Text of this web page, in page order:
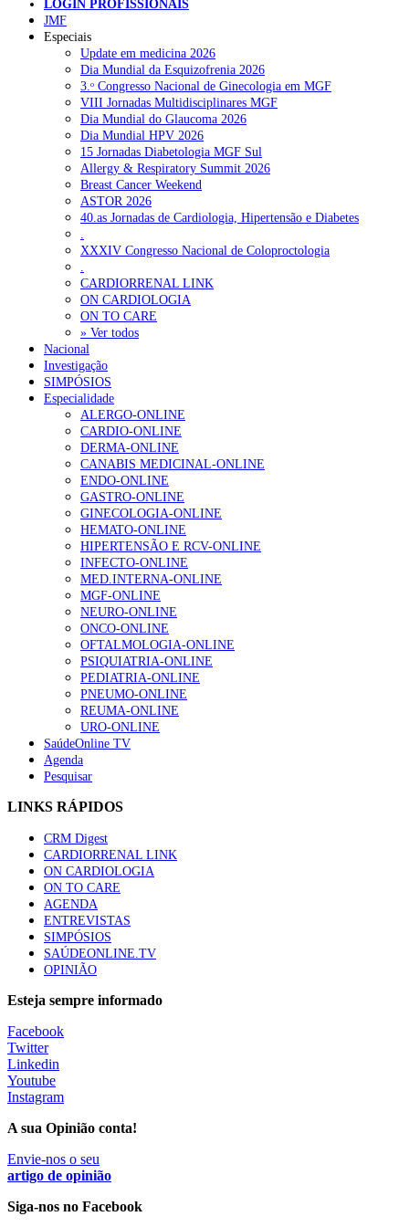
NOTÍCIAS RECENTES
Portugal está a formar os médicos de que precisa?
Estudantes de Medicina representados na 79.ª World Health
Assembly 6 de Agosto, 2026
SCORA X-Change Portugal promove formação internacional
em saúde sexual e reprodutiva
ANEM reúne com coordenador do Pacto Estratégico para a
Saúde 6 de Agosto, 2026
Sindicato diz que nova carreira de médicos dentistas reforça
estabilidade no SNS 6 de Agosto, 2026
NOTÍCIAS MAIS LIDAS
Enfermagem Forense. “Da urgência ao tribunal, cada
gesto conta e cada profissional faz a diferença”
202 visualizações
Alguns milhares de utentes podem ficar sem médico de
família com nova regras do registo, alerta associação
175 visualizações
Quase quatro em cada dez doentes com enfarte
apresentavam níveis elevados de Lp(a), revela estudo
86 visualizações
“Os programas de rastreio do cancro do pulmão são
custo-efetivos e representam um investimento
sustentável para os sistemas de saúde”
66 visualizações
mama triplo negativo metastático em doentes não
61 visualizações
Especialistas defendem mais potássio na alimentação
para ajudar a controlar a hipertensão
57 visualizações
Estudo relaciona exposição a pesticidas na infância com idade
da primeira menstruação
28 Jul, 2026
Mulher cega recupera visão com transplante inédito em Itália
28 Jul, 2026 |0 Comments
LOGIN PROFISSIONAIS
JMF
Especiais
Update em medicina 2026
Dia Mundial da Esquizofrenia 2026
3.ᵒ Congresso Nacional de Ginecologia em MGF
VIII Jornadas Multidisciplinares MGF
Dia Mundial do Glaucoma 2026
Dia Mundial HPV 2026
15 Jornadas Diabetologia MGF Sul
Allergy & Respiratory Summit 2026
Breast Cancer Weekend
ASTOR 2026
40.as Jornadas de Cardiologia, Hipertensão e Diabetes
.
XXXIV Congresso Nacional de Coloproctologia
.
CARDIORRENAL LINK
ON CARDIOLOGIA
ON TO CARE
» Ver todos
Nacional
Investigação
SIMPÓSIOS
Especialidade
ALERGO-ONLINE
CARDIO-ONLINE
DERMA-ONLINE
CANABIS MEDICINAL-ONLINE
ENDO-ONLINE
GASTRO-ONLINE
GINECOLOGIA-ONLINE
HEMATO-ONLINE
HIPERTENSÃO E RCV-ONLINE
INFECTO-ONLINE
MED.INTERNA-ONLINE
MGF-ONLINE
NEURO-ONLINE
ONCO-ONLINE
OFTALMOLOGIA-ONLINE
PSIQUIATRIA-ONLINE
PEDIATRIA-ONLINE
PNEUMO-ONLINE
REUMA-ONLINE
URO-ONLINE
SaúdeOnline TV
Agenda
Pesquisar
LINKS RÁPIDOS
CRM Digest
CARDIORRENAL LINK
ON CARDIOLOGIA
ON TO CARE
AGENDA
ENTREVISTAS
SIMPÓSIOS
SAÚDEONLINE.TV
OPINIÃO
Esteja sempre informado
Facebook
Twitter
Linkedin
Youtube
Instagram
A sua Opinião conta!
Envie-nos o seu
artigo de opinião
Siga-nos no Facebook